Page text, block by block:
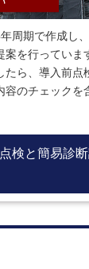
周期で作成し
を行っていま
たら、導入前点
容のチェックを
検と簡易診